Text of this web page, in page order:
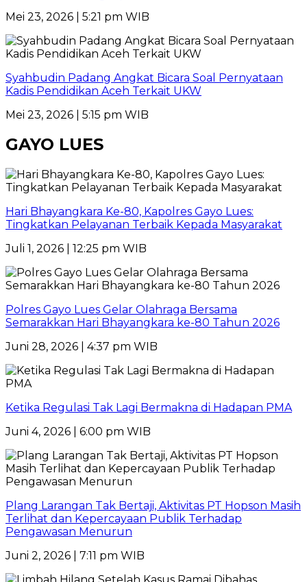
Mei 23, 2026 | 5:21 pm WIB
Syahbudin Padang Angkat Bicara Soal Pernyataan
Kadis Pendidikan Aceh Terkait UKW
Mei 23, 2026 | 5:15 pm WIB
GAYO LUES
Hari Bhayangkara Ke-80, Kapolres Gayo Lues:
Tingkatkan Pelayanan Terbaik Kepada Masyarakat
Juli 1, 2026 | 12:25 pm WIB
Polres Gayo Lues Gelar Olahraga Bersama
Semarakkan Hari Bhayangkara ke-80 Tahun 2026
Juni 28, 2026 | 4:37 pm WIB
Ketika Regulasi Tak Lagi Bermakna di Hadapan PMA
Juni 4, 2026 | 6:00 pm WIB
Plang Larangan Tak Bertaji, Aktivitas PT Hopson Masih
Terlihat dan Kepercayaan Publik Terhadap
Pengawasan Menurun
Juni 2, 2026 | 7:11 pm WIB